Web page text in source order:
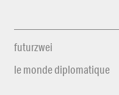
futurzwei
le monde diplomatique